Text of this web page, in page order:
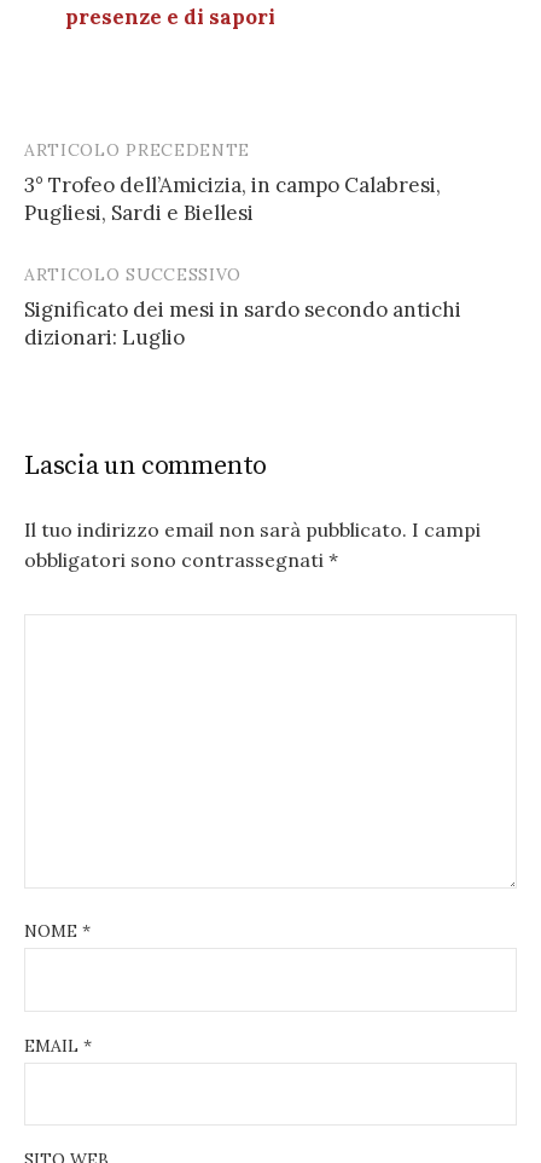
presenze e di sapori
Post
navigation
ARTICOLO PRECEDENTE
3° Trofeo dell’Amicizia, in campo Calabresi,
Pugliesi, Sardi e Biellesi
ARTICOLO SUCCESSIVO
Significato dei mesi in sardo secondo antichi
dizionari: Luglio
Lascia un commento
Il tuo indirizzo email non sarà pubblicato. I campi
obbligatori sono contrassegnati *
NOME *
EMAIL *